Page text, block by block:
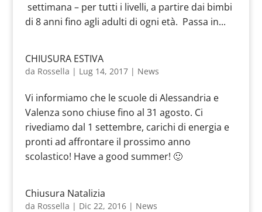
settimana – per tutti i livelli, a partire dai bimbi
di 8 anni fino agli adulti di ogni età. Passa in...
CHIUSURA ESTIVA
da Rossella | Lug 14, 2017| News
Vi informiamo che le scuole di Alessandria e
Valenza sono chiuse fino al 31 agosto. Ci
rivediamo dal 1 settembre, carichi di energia e
pronti ad affrontare il prossimo anno
scolastico! Have a good summer! 🙂
Chiusura Natalizia
da Rossella | Dic 22, 2016| News